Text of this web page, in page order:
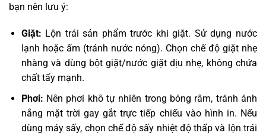
bạn nên lưu ý:
Giặt: Lộn trái sản phẩm trước khi giặt. Sử dụng nước
lạnh hoặc ấm (tránh nước nóng). Chọn chế độ giặt nhẹ
nhàng và dùng bột giặt/nước giặt dịu nhẹ, không chứa
chất tẩy mạnh.
Phơi: Nên phơi khô tự nhiên trong bóng râm, tránh ánh
nắng mặt trời gay gắt trực tiếp chiếu vào hình in. Nếu
dùng máy sấy, chọn chế độ sấy nhiệt độ thấp và lộn trái